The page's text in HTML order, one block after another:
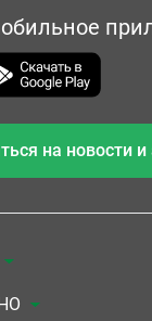
на новости